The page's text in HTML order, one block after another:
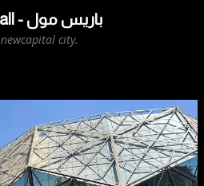
Paris Mall - باريس مول
newcapital city.